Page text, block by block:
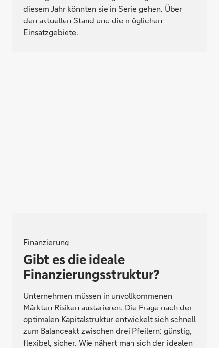
diesem Jahr könnten sie in Serie gehen. Über
den aktuellen Stand und die möglichen
Einsatzgebiete.
Finanzierung
Gibt es die ideale
Finanzierungsstruktur?
Unternehmen müssen in unvollkommenen
Märkten Risiken austarieren. Die Frage nach der
optimalen Kapitalstruktur entwickelt sich schnell
zum Balanceakt zwischen drei Pfeilern: günstig,
flexibel, sicher. Wie nähert man sich der idealen